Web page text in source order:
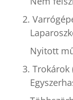
2.
Nyitott
3. Trokárok